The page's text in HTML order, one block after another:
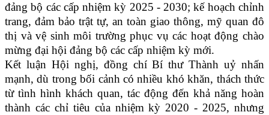
đảng bộ các cấp nhiệm kỳ 2025 - 2030; kế hoạch chỉnh
trang, đảm bảo trật tự, an toàn giao thông, mỹ quan đô
thị và vệ sinh môi trường phục vụ các hoạt động chào
mừng đại hội đảng bộ các cấp nhiệm kỳ mới.
Kết luận Hội nghị, đồng chí Bí thư Thành uỷ nhấn
mạnh, dù trong bối cảnh có nhiều khó khăn, thách thức
từ tình hình khách quan, tác động đến khả năng hoàn
thành các chỉ tiêu của nhiệm kỳ 2020 - 2025, nhưng